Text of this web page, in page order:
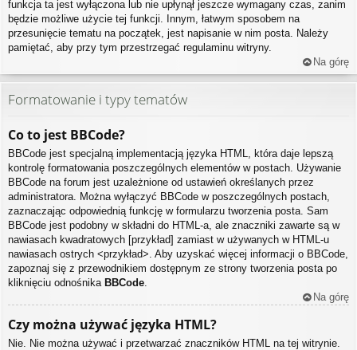
funkcja ta jest wyłączona lub nie upłynął jeszcze wymagany czas, zanim
będzie możliwe użycie tej funkcji. Innym, łatwym sposobem na
przesunięcie tematu na początek, jest napisanie w nim posta. Należy
pamiętać, aby przy tym przestrzegać regulaminu witryny.
Na górę
Formatowanie i typy tematów
Co to jest BBCode?
BBCode jest specjalną implementacją języka HTML, która daje lepszą
kontrolę formatowania poszczególnych elementów w postach. Używanie
BBCode na forum jest uzależnione od ustawień określanych przez
administratora. Można wyłączyć BBCode w poszczególnych postach,
zaznaczając odpowiednią funkcję w formularzu tworzenia posta. Sam
BBCode jest podobny w składni do HTML-a, ale znaczniki zawarte są w
nawiasach kwadratowych [przykład] zamiast w używanych w HTML-u
nawiasach ostrych <przykład>. Aby uzyskać więcej informacji o BBCode,
zapoznaj się z przewodnikiem dostępnym ze strony tworzenia posta po
kliknięciu odnośnika BBCode
Na górę
Czy można używać języka HTML?
Nie. Nie można używać i przetwarzać znaczników HTML na tej witrynie.